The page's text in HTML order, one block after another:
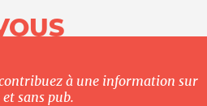
à une information sur
sans pub.